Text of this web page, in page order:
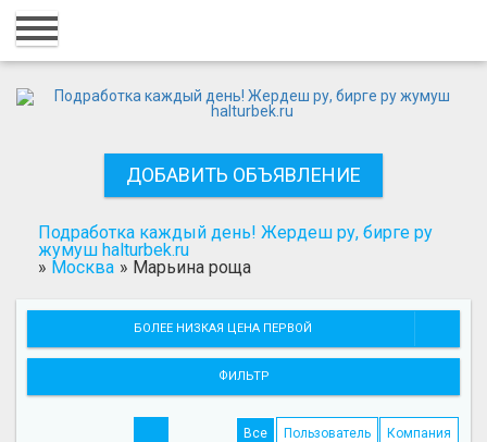
Главная
Добавить объявление
Поиск
ДОБАВИТЬ ОБЪЯВЛЕНИЕ
Подработка каждый день! Жердеш ру, бирге ру
жумуш halturbek.ru
» Москва » Марьина роща
БОЛЕЕ НИЗКАЯ ЦЕНА ПЕРВОЙ
ФИЛЬТР
Все Пользователь Компания